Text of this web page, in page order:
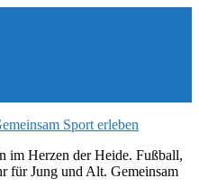
Sport erleben
im Herzen der Heide. Fußball,
für Jung und Alt. Gemeinsam